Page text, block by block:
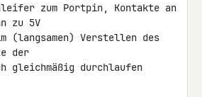
zum Portpin, Kontakte an
zu 5V
(langsamen) Verstellen des
der
gleichmäßig durchlaufen